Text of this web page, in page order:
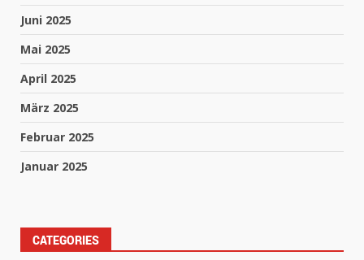
Juni 2025
Mai 2025
April 2025
März 2025
Februar 2025
Januar 2025
CATEGORIES